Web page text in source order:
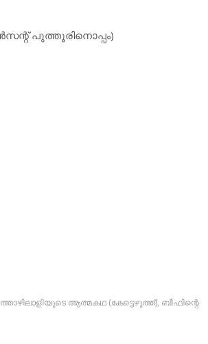
പുത്തൂരിനൊപ്പം)
ആത്മകഥ (കേട്ടെഴുത്ത്), ബീഫിന്റെ